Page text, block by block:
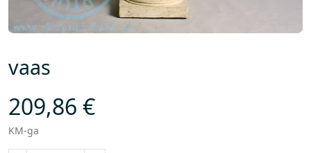
vaas
209,86 €
KM-ga